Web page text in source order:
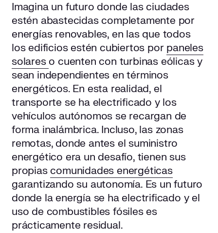
Cómo se está utilizando la automatización y la robótica
para mejorar la eficiencia energética
El uso en el sector energético
La robótica en la industria
Automatización y robótica en edificios inteligentes
Retos para conseguir la eficiencia energética deseada
Consideraciones éticas
La robótica, una aliada para un futuro energético
eficiente y sostenible
Imagina un futuro donde las ciudades
estén abastecidas completamente por
energías renovables, en las que todos
los edificios estén cubiertos por paneles
solares o cuenten con turbinas eólicas y
sean independientes en términos
energéticos. En esta realidad, el
transporte se ha electrificado y los
vehículos autónomos se recargan de
forma inalámbrica. Incluso, las zonas
remotas, donde antes el suministro
energético era un desafío, tienen sus
propias comunidades energéticas
garantizando su autonomía. Es un futuro
donde la energía se ha electrificado y el
uso de combustibles fósiles es
prácticamente residual.